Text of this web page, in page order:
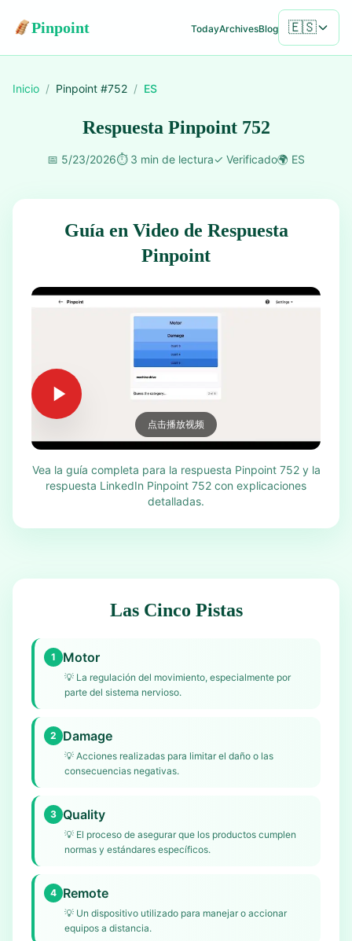
Pinpoint TodayArchivesBlog 🇪🇸
Inicio / Pinpoint #752 / ES
Respuesta Pinpoint 752
📅 5/23/2026⏱️ 3 min de lectura✓ Verificado🌍 ES
Guía en Video de Respuesta
Pinpoint
点击播放视频
Vea la guía completa para la respuesta Pinpoint 752 y la
respuesta LinkedIn Pinpoint 752 con explicaciones
detalladas.
Las Cinco Pistas
1 Motor
💡 La regulación del movimiento, especialmente por
parte del sistema nervioso.
2 Damage
💡 Acciones realizadas para limitar el daño o las
consecuencias negativas.
3 Quality
💡 El proceso de asegurar que los productos cumplen
normas y estándares específicos.
4 Remote
💡 Un dispositivo utilizado para manejar o accionar
equipos a distancia.